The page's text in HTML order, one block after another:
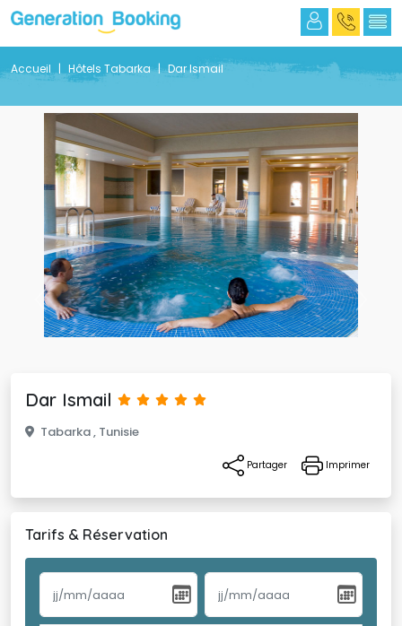
Accueil Hôtels Tabarka Dar Ismail
Previous
Dar Ismail
Tabarka , Tunisie
Partager Imprimer
Tarifs & Réservation